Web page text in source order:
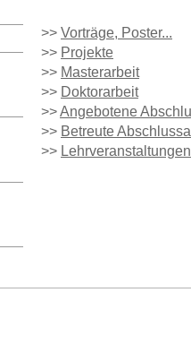
>> Vorträge, Poster...
>> Projekte
>> Masterarbeit
>> Doktorarbeit
>>Angebotene
>> Betreute
>> Lehrveranstaltungen